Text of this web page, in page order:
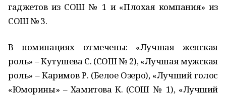
гаджетов из СОШ № 1 и «Плохая компания» из
СОШ № 3.
В номинациях отмечены: «Лучшая женская
роль» – Кутушева С. (СОШ № 2), «Лучшая мужская
роль» – Каримов Р. (Белое Озеро), «Лучший голос
«Юморины» – Хамитова К. (СОШ № 1), «Лучший